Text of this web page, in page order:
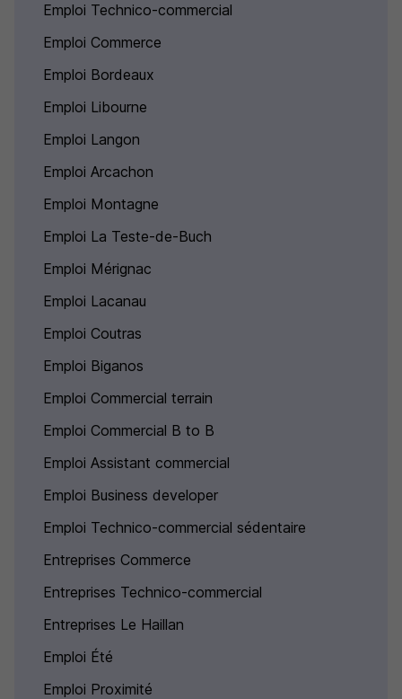
Emploi Technico-commercial
Emploi Commerce
Emploi Bordeaux
Emploi Libourne
Emploi Langon
Emploi Arcachon
Emploi Montagne
Emploi La Teste-de-Buch
Emploi Mérignac
Emploi Lacanau
Emploi Coutras
Emploi Biganos
Emploi Commercial terrain
Emploi Commercial B to B
Emploi Assistant commercial
Emploi Business developer
Emploi Technico-commercial sédentaire
Entreprises Commerce
Entreprises Technico-commercial
Entreprises Le Haillan
Emploi Été
Emploi Proximité